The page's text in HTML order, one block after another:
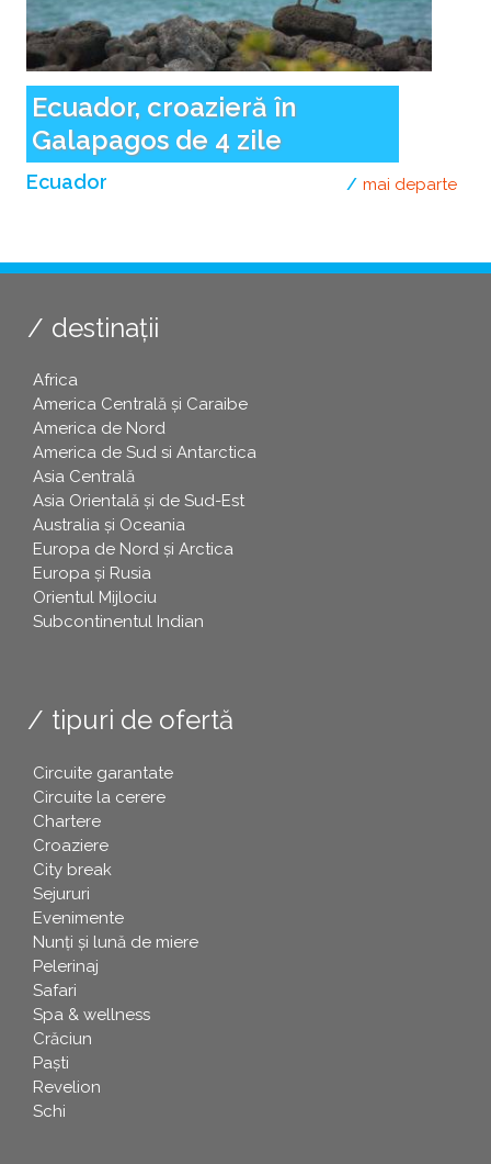
Ecuador, croazieră în
Galapagos de 4 zile
Ecuador mai departe
destinații
Africa
America Centrală și Caraibe
America de Nord
America de Sud si Antarctica
Asia Centrală
Asia Orientală și de Sud-Est
Australia și Oceania
Europa de Nord și Arctica
Europa și Rusia
Orientul Mijlociu
Subcontinentul Indian
tipuri de ofertă
Circuite garantate
Circuite la cerere
Chartere
Croaziere
City break
Sejururi
Evenimente
Nunți și lună de miere
Pelerinaj
Safari
Spa & wellness
Crăciun
Paşti
Revelion
Schi